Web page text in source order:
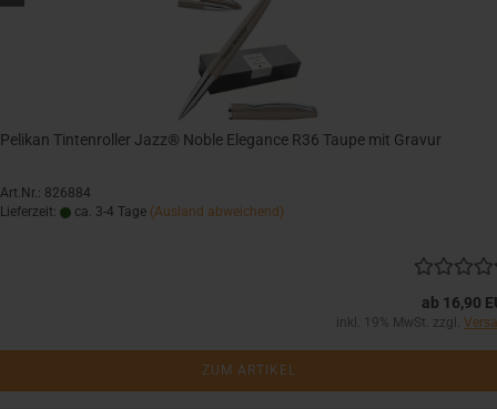
Pelikan Tintenroller Jazz® Noble Elegance R36 Taupe mit Gravur
Art.Nr.: 826884
Lieferzeit:
ca. 3-4 Tage (Ausland abweichend)
ab 16,90
inkl. 19% MwSt. zzgl.
ZUM ARTIKEL